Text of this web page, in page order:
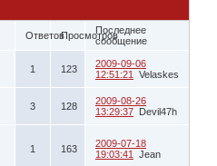
ОтветовПросмотровПоследнее
сообщение
1 123
2009-09-06
12:51:21
Velaskes
3 128
2009-08-26
13:29:37 Devil47h
1 163
2009-07-18
19:03:41
Jean